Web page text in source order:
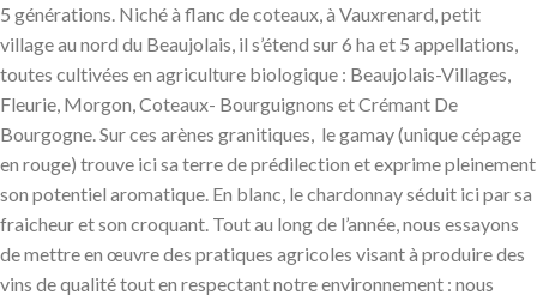
5 générations. Niché à flanc de coteaux, à Vauxrenard, petit
village au nord du Beaujolais, il s’étend sur 6 ha et 5 appellations,
toutes cultivées en agriculture biologique : Beaujolais-Villages,
Fleurie, Morgon, Coteaux- Bourguignons et Crémant De
Bourgogne. Sur ces arènes granitiques, le gamay (unique cépage
en rouge) trouve ici sa terre de prédilection et exprime pleinement
son potentiel aromatique. En blanc, le chardonnay séduit ici par sa
fraicheur et son croquant. Tout au long de l’année, nous essayons
de mettre en œuvre des pratiques agricoles visant à produire des
vins de qualité tout en respectant notre environnement : nous